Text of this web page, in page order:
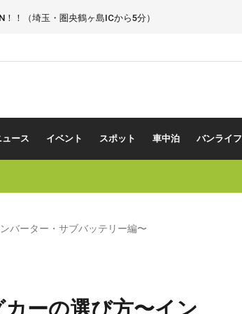
！（埼玉・圏央鶴ヶ島ICから5分）
ュース イベント スポット 車中泊 バンライフ
バーター・サブバッテリー編〜
ーの選び方〜イン